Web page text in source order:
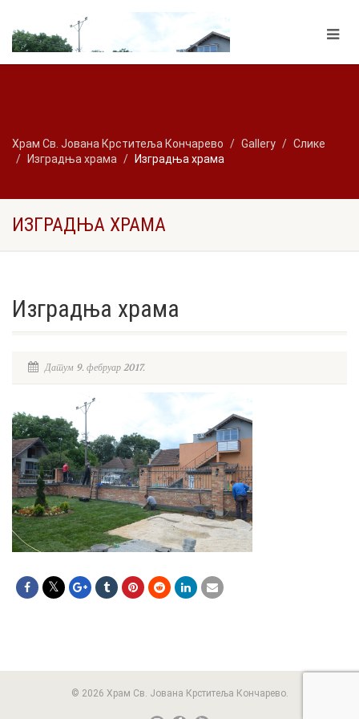
Храм Св. Јована Крститеља Кончарево Gallery
Слике
Изградња храма
Изградња храма
ИЗГРАДЊА ХРАМА
Изградња храма
Датум 9. фебруар 2017.
© 2026 Храм Св. Јована Крститеља Кончарево.